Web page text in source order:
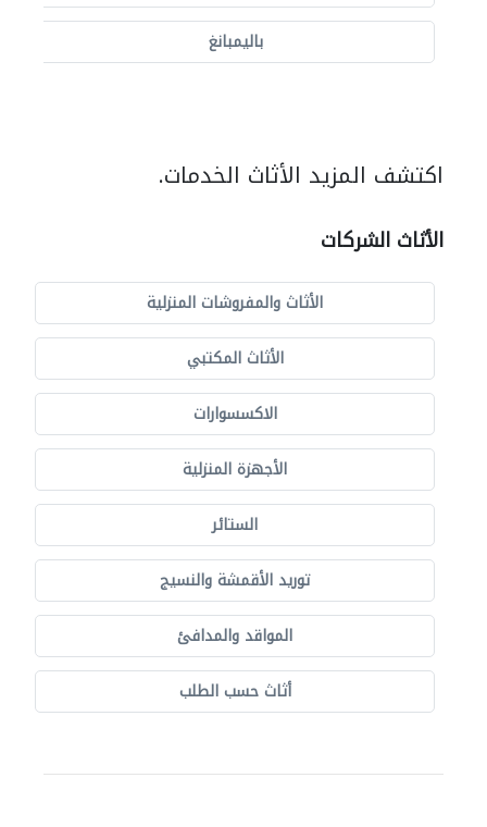
باليمبانغ
اكتشف المزيد الأثاث الخدمات.
الأثاث الشركات
الأثاث والمفروشات المنزلية
الأثاث المكتبي
الاكسسوارات
الأجهزة المنزلية
الستائر
توريد الأقمشة والنسيج
المواقد والمدافئ
أثاث حسب الطلب